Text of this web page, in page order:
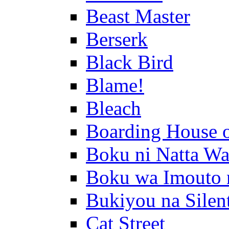
Beast Master
Berserk
Black Bird
Blame!
Bleach
Boarding House
Boku ni Natta
Boku wa
Bukiyou na
Cat Street